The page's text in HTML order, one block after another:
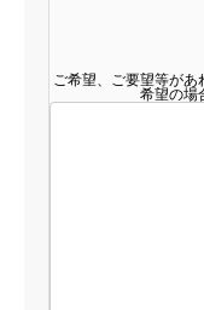
ご希望、ご要望等が
希望の場